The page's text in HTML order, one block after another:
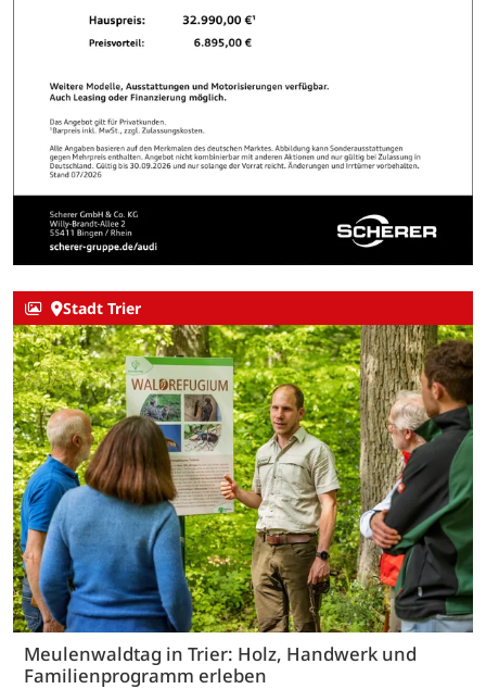
Stadt Trier
Meulenwaldtag in Trier: Holz, Handwerk und
Familienprogramm erleben